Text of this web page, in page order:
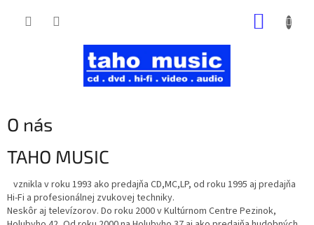
O nás
TAHO MUSIC
vznikla v roku 1993 ako predajňa CD,MC,LP, od roku 1995 aj predajňa
Hi-Fi a profesionálnej zvukovej techniky.
Neskôr aj televízorov. Do roku 2000 v Kultúrnom Centre Pezinok,